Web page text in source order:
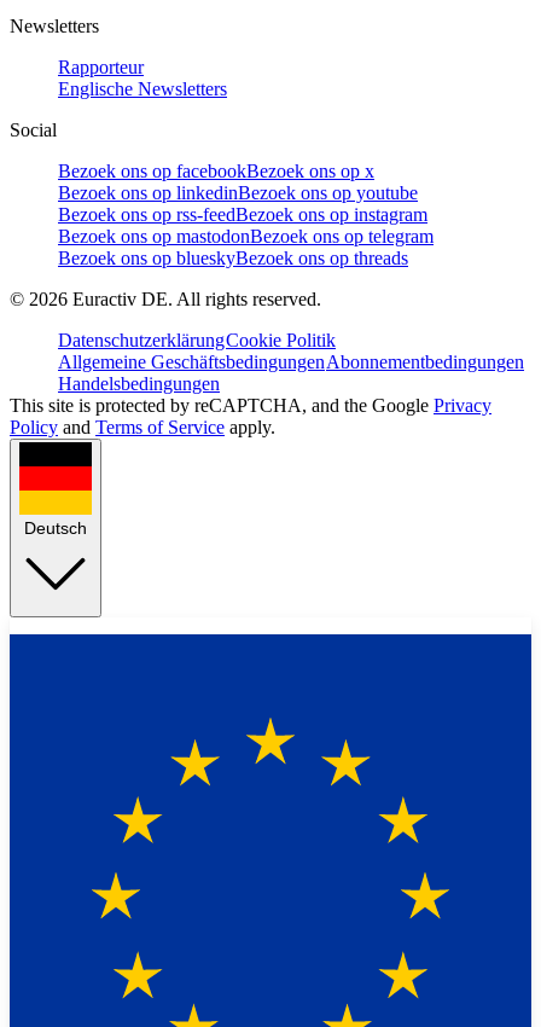
Newsletters
Rapporteur
Englische Newsletters
Social
Bezoek ons op facebookBezoek ons op x
Bezoek ons op linkedinBezoek ons op youtube
Bezoek ons op rss-feedBezoek ons op instagram
Bezoek ons op mastodonBezoek ons op telegram
Bezoek ons op blueskyBezoek ons op threads
© 2026 Euractiv DE. All rights reserved.
DatenschutzerklärungCookie Politik
Allgemeine GeschäftsbedingungenAbonnementbedingungen
Handelsbedingungen
This site is protected by reCAPTCHA, and the Google Privacy
Policy and Terms of Service apply.
Deutsch